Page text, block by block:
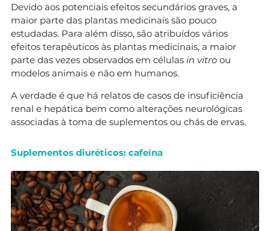
Devido aos potenciais efeitos secundários graves, a
maior parte das plantas medicinais são pouco
estudadas. Para além disso, são atribuídos vários
efeitos terapêuticos às plantas medicinais, a maior
parte das vezes observados em células in vitro ou
modelos animais e não em humanos.
A verdade é que há relatos de casos de insuficiência
renal e hepática bem como alterações neurológicas
associadas à toma de suplementos ou chás de ervas.
Suplementos diuréticos: cafeína